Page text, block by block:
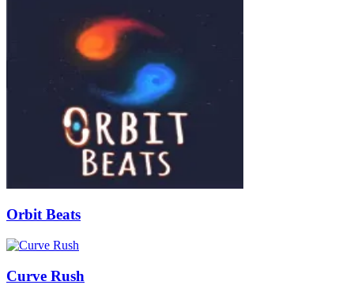
Orbit Beats
Curve Rush